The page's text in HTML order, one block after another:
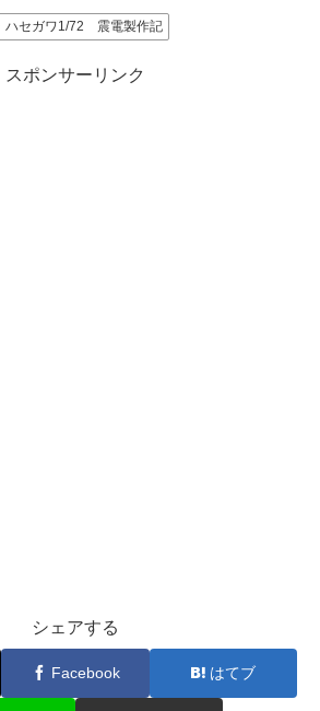
ハセガワ1/72 震電製作記
スポンサーリンク
シェアする
Facebook はてブ